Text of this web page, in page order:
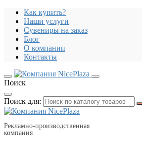
Как купить?
Наши услуги
Сувениры на заказ
Блог
О компании
Контакты
Поиск
Поиск для:
Рекламно-производственная
компания